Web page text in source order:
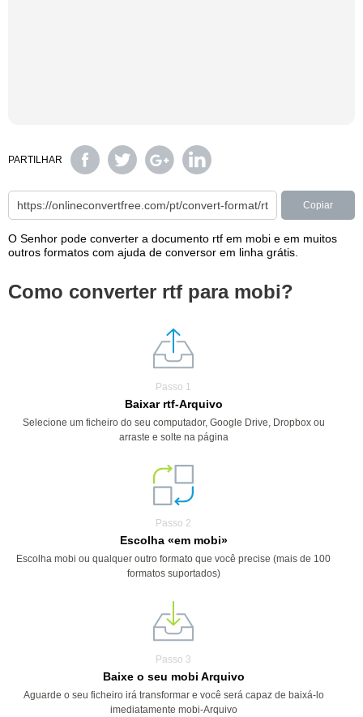
PARTILHAR
Copiar
O Senhor pode converter a documento rtf em mobi e em muitos
outros formatos com ajuda de conversor em linha grátis.
Como converter rtf para mobi?
Passo 1
Baixar rtf-Arquivo
Selecione um ficheiro do seu computador, Google Drive, Dropbox ou
arraste e solte na página
Passo 2
Escolha «em mobi»
Escolha mobi ou qualquer outro formato que você precise (mais de 100
formatos suportados)
Passo 3
Baixe o seu mobi Arquivo
Aguarde o seu ficheiro irá transformar e você será capaz de baixá-lo
imediatamente mobi-Arquivo